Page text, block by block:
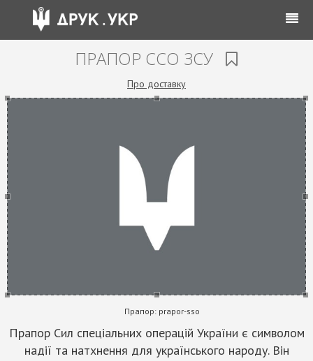
ПРАПОР ССО ЗСУ
Про доставку
Прапор:prapor-sso
Прапор Сил спеціальних операцій України є символом
надії та натхнення для українського народу. Він